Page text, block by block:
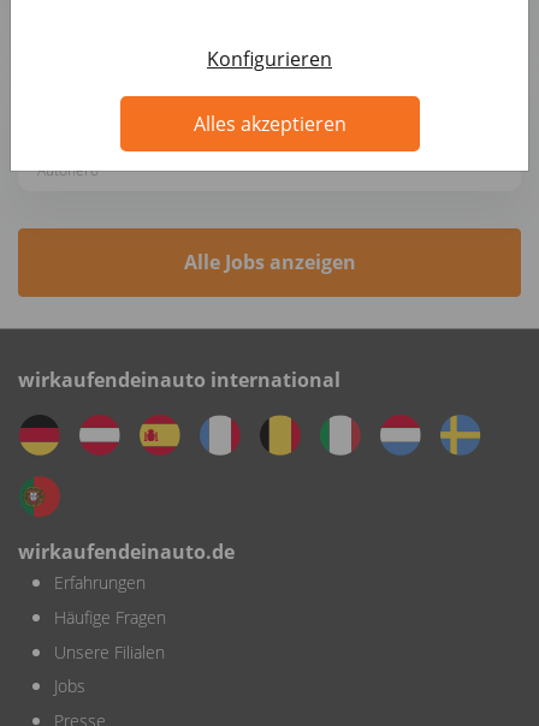
Konfigurieren
Alles akzeptieren
KFZ Positionen • Deutschland, Ketzin
Autohero
Alle Jobs anzeigen
wirkaufendeinauto international
wirkaufendeinauto.de
Erfahrungen
Häufige Fragen
Unsere Filialen
Jobs
Presse